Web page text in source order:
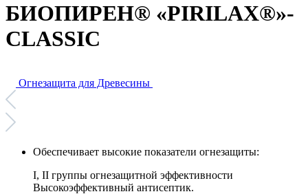
БИОПИРЕН® «PIRILAX®»-
CLASSIC
Огнезащита для Древесины
Обеспечивает высокие показатели огнезащиты:
I, II группы огнезащитной эффективности
Высокоэффективный антисептик.